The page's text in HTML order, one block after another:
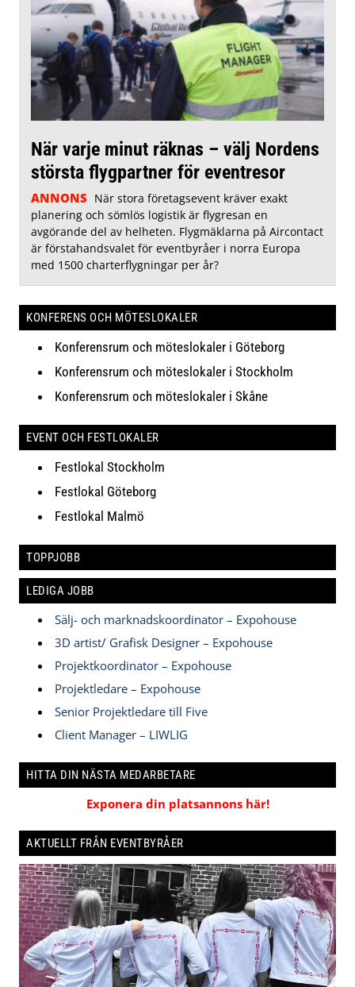
När varje minut räknas – välj Nordens
största flygpartner för eventresor
ANNONS När stora företagsevent kräver exakt
planering och sömlös logistik är flygresan en
avgörande del av helheten. Flygmäklarna på Aircontact
är förstahandsvalet för eventbyråer i norra Europa
med 1500 charterflygningar per år?
KONFERENS OCH MÖTESLOKALER
Konferensrum och möteslokaler i Göteborg
Konferensrum och möteslokaler i Stockholm
Konferensrum och möteslokaler i Skåne
EVENT OCH FESTLOKALER
Festlokal Stockholm
Festlokal Göteborg
Festlokal Malmö
TOPPJOBB
LEDIGA JOBB
Sälj- och marknadskoordinator – Expohouse
3D artist/ Grafisk Designer – Expohouse
Projektkoordinator – Expohouse
Projektledare – Expohouse
Senior Projektledare till Five
Client Manager – LIWLIG
HITTA DIN NÄSTA MEDARBETARE
Exponera din platsannons här!
AKTUELLT FRÅN EVENTBYRÅER